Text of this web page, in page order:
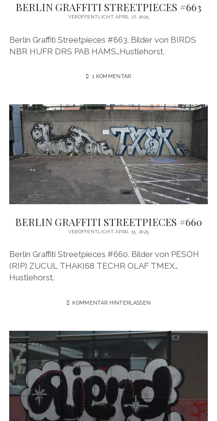
BERLIN GRAFFITI STREETPIECES #663
VERÖFFENTLICHT APRIL 27, 2025
Berlin Graffiti Streetpieces #663. Bilder von BIRDS
NBR HUFR DRS PAB HAMS…Hustlehorst.
1 KOMMENTAR
BERLIN GRAFFITI STREETPIECES #660
VERÖFFENTLICHT APRIL 15, 2025
Berlin Graffiti Streetpieces #660. Bilder von PESOH
(RIP) ZUCUL THAKI68 TECHR OLAF TMEX…
Hustlehorst.
KOMMENTAR HINTERLASSEN